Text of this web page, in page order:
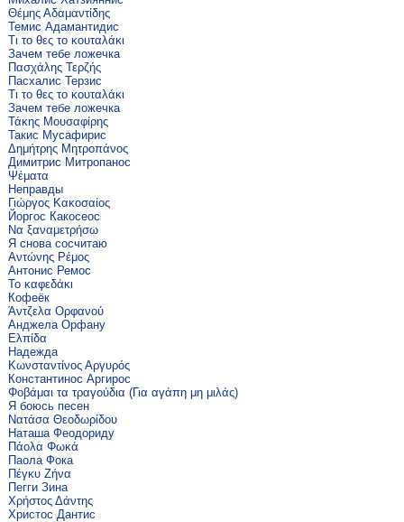
Θέμης Αδαμαντίδης
Темис Адамантидис
Τι το θες το κουταλάκι
Зачем тебе ложечка
Πασχάλης Τερζής
Пасхалис Терзис
Τι το θες το κουταλάκι
Зачем тебе ложечка
Τάκης Μουσαφίρης
Такис Мусафирис
Δημήτρης Μητροπάνος
Димитрис Митропанос
Ψέματα
Неправды
Γιώργος Κακοσαίος
Йоргос Какосеос
Να ξαναμετρήσω
Я снова сосчитаю
Αντώνης Ρέμος
Антонис Ремос
Το καφεδάκι
Кофеёк
Άντζελα Ορφανού
Анджела Орфану
Ελπίδα
Надежда
Κωνσταντίνος Αργυρός
Константинос Аргирос
Φοβάμαι τα τραγούδια (Για αγάπη μη μιλάς)
Я боюсь песен
Νατάσα Θεοδωρίδου
Наташа Феодориду
Πάολα Φωκά
Паола Фока
Πέγκυ Ζήνα
Пегги Зина
Χρήστος Δάντης
Христос Дантис